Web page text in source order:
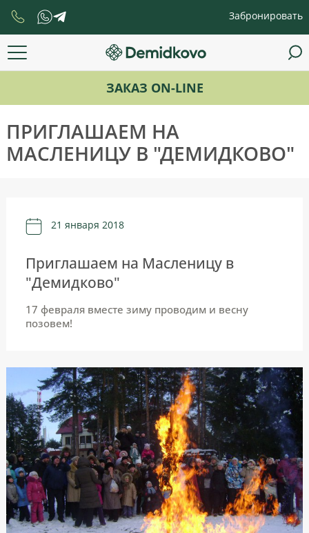
Забронировать
ЗАКАЗ ON-LINE
ПРИГЛАШАЕМ НА
МАСЛЕНИЦУ В "ДЕМИДКОВО"
21 января 2018
Приглашаем на Масленицу в
"Демидково"
17 февраля вместе зиму проводим и весну
позовем!